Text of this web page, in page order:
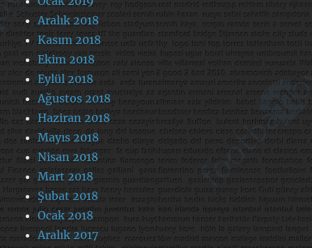
Aralık 2018
Kasım 2018
Ekim 2018
Eylül 2018
Ağustos 2018
Haziran 2018
Mayıs 2018
Nisan 2018
Mart 2018
Şubat 2018
Ocak 2018
Aralık 2017